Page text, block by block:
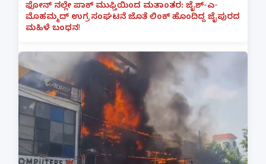
ಫೋನ್ ನಲ್ಲೇ ಪಾಕ್ ಮುಫ್ತಿಯಿಂದ ಮತಾಂತರ: ಜೈಶ್-ಎ-
ಮೊಹಮ್ಮದ್ ಉಗ್ರ ಸಂಘಟನೆ ಜೊತೆ ಲಿಂಕ್ ಹೊಂದಿದ್ದ ಜೈಪುರದ
ಮಹಿಳೆ ಬಂಧನ!